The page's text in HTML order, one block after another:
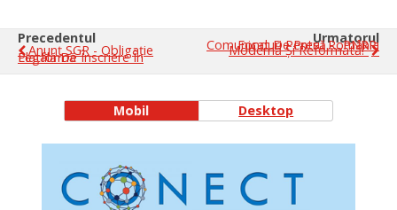
Precedentul
Anunț SGR - Obligație
Legală De Înscriere În Platformă
Urmatorul
Comunicat De Presă - „PNRR: Fonduri Pentru România
Modernă Și Reformată!”
Mobil Desktop